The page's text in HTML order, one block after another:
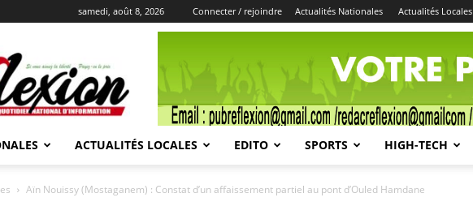
samedi, août 8, 2026 Connecter / rejoindre Actualités Nationales Actualités Locales
REFLEXION
ACTUALITÉS LOCALES EDITO SPORTS HIGH-TECH
Aïn Nouissy (Mostaganem) : Constat d’un affaissement partiel au pont d’Ouled Hamdane